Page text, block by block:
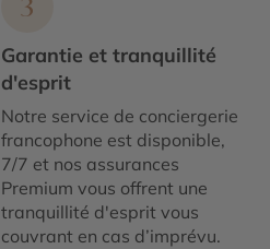
3
Garantie et tranquillité
d'esprit
Notre service de conciergerie
francophone est disponible,
7/7 et nos assurances
Premium vous offrent une
tranquillité d'esprit vous
couvrant en cas d’imprévu.